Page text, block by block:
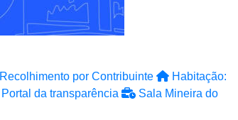
por Contribuinte
Habitação:
Portal da transparência
Sala Mineira do